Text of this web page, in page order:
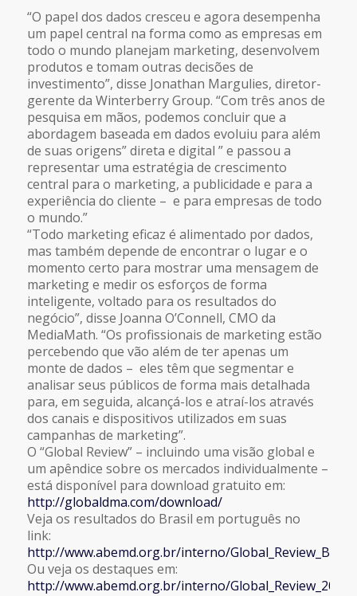
“O papel dos dados cresceu e agora desempenha
um papel central na forma como as empresas em
todo o mundo planejam marketing, desenvolvem
produtos e tomam outras decisões de
investimento”, disse Jonathan Margulies, diretor-
gerente da Winterberry Group. “Com três anos de
pesquisa em mãos, podemos concluir que a
abordagem baseada em dados evoluiu para além
de suas origens” direta e digital ” e passou a
representar uma estratégia de crescimento
central para o marketing, a publicidade e para a
experiência do cliente – e para empresas de todo
o mundo.”
“Todo marketing eficaz é alimentado por dados,
mas também depende de encontrar o lugar e o
momento certo para mostrar uma mensagem de
marketing e medir os esforços de forma
inteligente, voltado para os resultados do
negócio”, disse Joanna O’Connell, CMO da
MediaMath. “Os profissionais de marketing estão
percebendo que vão além de ter apenas um
monte de dados – eles têm que segmentar e
analisar seus públicos de forma mais detalhada
para, em seguida, alcançá-los e atraí-los através
dos canais e dispositivos utilizados em suas
campanhas de marketing”.
O “Global Review” – incluindo uma visão global e
um apêndice sobre os mercados individualmente –
está disponível para download gratuito em:
http://globaldma.com/download/
Veja os resultados do Brasil em português no
link:
http://www.abemd.org.br/interno/
Ou veja os destaques em:
http://www.abemd.org.br/interno/